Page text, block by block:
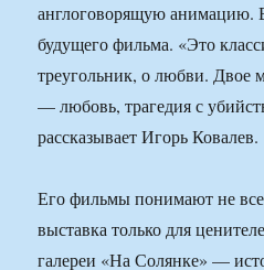
англоговорящую анимацию.
будущего фильма. «Это
треугольник, о любви.
— любовь, трагедия с
рассказывает Игорь Ковалев.
Его фильмы понимают не
выставка только для
галереи «На Солянке» —